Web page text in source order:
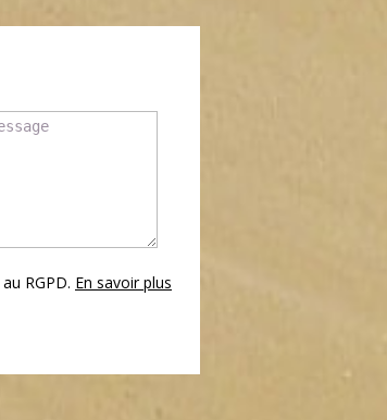
RGPD. En savoir plus